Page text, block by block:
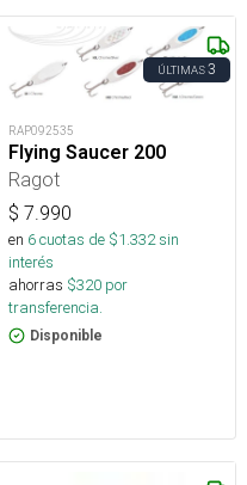
ÚLTIMAS3
RAP092535
Flying Saucer 200
Ragot
$ 7.990
en 6cuotas de $1.332sin
interés
ahorras $320 por
transferencia.
Disponible